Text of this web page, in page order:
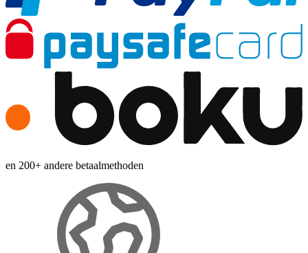
en 200+ andere betaalmethoden